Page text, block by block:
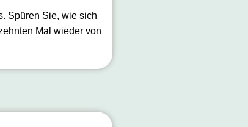
Spüren Sie, wie sich
Mal wieder von